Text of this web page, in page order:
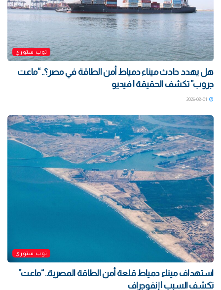
توب ستوري
هل يهدد حادث ميناء دمياط أمن الطاقة في مصر؟.. “ماعت
جروب” تكشف الحقيقة | فيديو
توب ستوري
استهداف ميناء دمياط قلعة أمن الطاقة المصرية.. “ماعت”
تكشف السبب | إنفوجراف